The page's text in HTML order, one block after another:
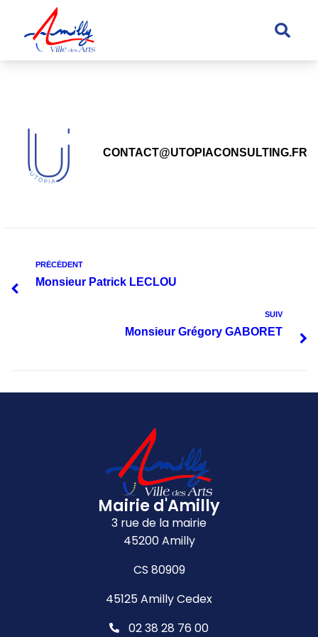
CONTACT@UTOPIACONSULTING.FR
PRÉCÉDENT
Monsieur Patrick LECLOU
SUIV
Monsieur Grégory GABORET
Mairie d'Amilly
3 rue de la mairie
45200 Amilly
CS 80909
45125 Amilly Cedex
02 38 28 76 00